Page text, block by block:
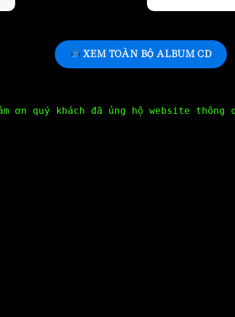
XEM TOÀN BỘ ALBUM CD
ơn quý khách đã ủng hộ website thông